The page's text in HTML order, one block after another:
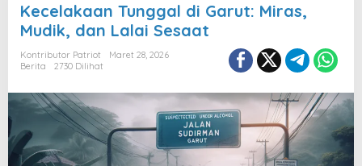
Kecelakaan Tunggal di Garut: Miras,
Mudik, dan Lalai Sesaat
Kontributor Patriot
Maret 28, 2026
Berita
2730 Dilihat